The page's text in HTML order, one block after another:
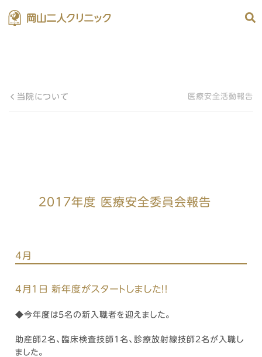
当院について 医療安全活動報告
2017年度 医療安全委員会報告
4月
4月1日 新年度がスタートしました！！
◆今年度は5名の新入職者を迎えました。
助産師2名、臨床検査技師1名、診療放射線技師2名が入職し
ました。